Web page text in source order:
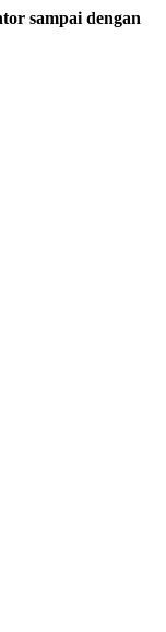
sampai dengan